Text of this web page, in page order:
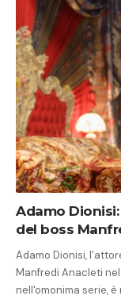
Adamo
del boss
Adamo Dionisi,
Manfredi Anacleti nel
nell'omonima serie, è